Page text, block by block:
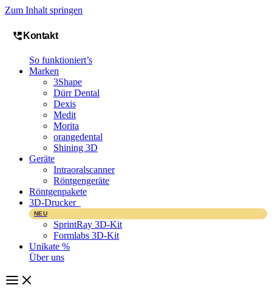
Zum Inhalt springen
Kontakt
So funktioniert’s
Marken
3Shape
Dürr Dental
Dexis
Medit
Morita
orangedental
Shining 3D
Geräte
Intraoralscanner
Röntgengeräte
Röntgenpakete
3D-Drucker
NEU
SprintRay 3D-Kit
Formlabs 3D-Kit
Unikate %
Über uns